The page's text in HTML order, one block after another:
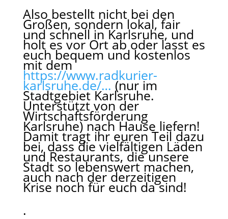
Also bestellt nicht bei den
Großen, sondern lokal, fair
und schnell in Karlsruhe, und
holt es vor Ort ab oder lasst es
euch bequem und kostenlos
mit dem
https://www.radkurier-
karlsruhe.de/…(nur im
Stadtgebiet Karlsruhe.
Unterstützt von der
Wirtschaftsförderung
Karlsruhe) nach Hause liefern!
Damit tragt ihr euren Teil dazu
bei, dass die vielfältigen Läden
und Restaurants, die unsere
Stadt so lebenswert machen,
auch nach der derzeitigen
Krise noch für euch da sind!
.